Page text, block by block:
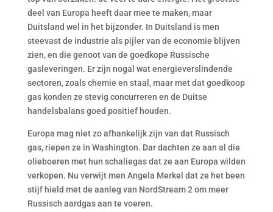
deel van Europa heeft daar mee te maken, maar
Duitsland wel in het bijzonder. In Duitsland is men
steevast de industrie als pijler van de economie blijven
zien, en die genoot van de goedkope Russische
gasleveringen. Er zijn nogal wat energieverslindende
sectoren, zoals chemie en staal, maar met dat goedkoop
gas konden ze stevig concurreren en de Duitse
handelsbalans goed positief houden.
Europa mag niet zo afhankelijk zijn van dat Russisch
gas, riepen ze in Washington. Dar dachten ze aan al die
olieboeren met hun schaliegas dat ze aan Europa wilden
verkopen. Nu verwijt men Angela Merkel dat ze het been
stijf hield met de aanleg van NordStream 2 om meer
Russisch aardgas aan te voeren.